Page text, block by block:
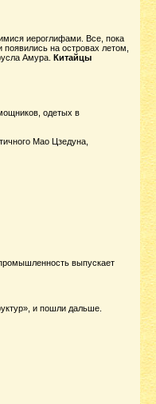
иероглифами. Все, пока
на островах летом,
Амура. Китайцы
одетых в
Мао Цзедуна,
выпускает
и пошли дальше.